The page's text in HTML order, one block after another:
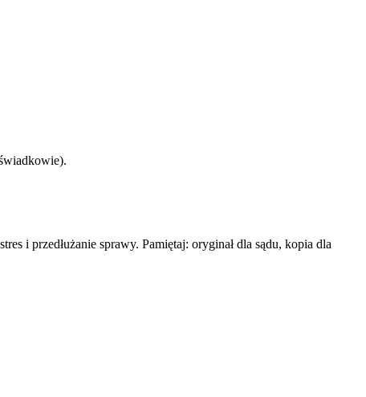
i przedłużanie sprawy. Pamiętaj: oryginał dla sądu, kopia dla